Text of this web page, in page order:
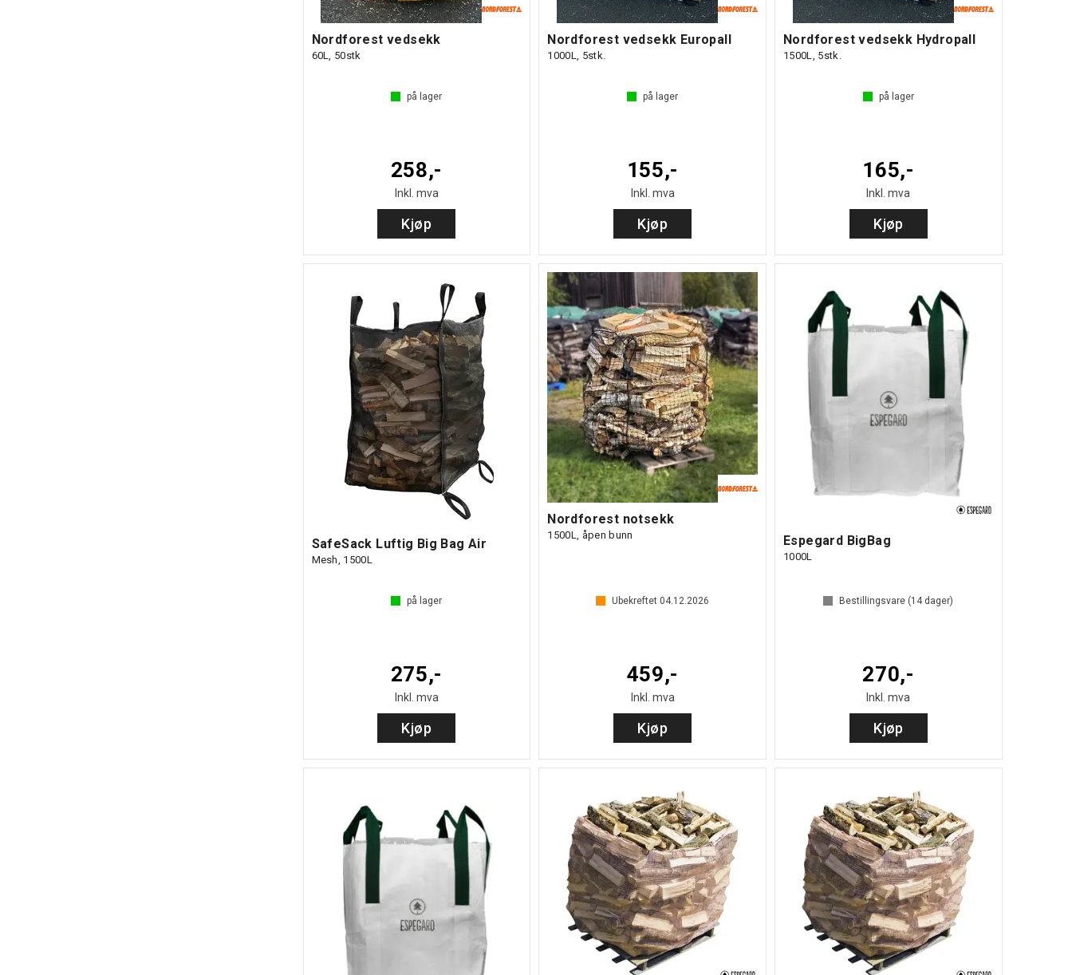
Nordforest vedsekk
60L, 50stk
på lager
258,-
Inkl. mva
Kjøp
Nordforest vedsekk Europall
1000L, 5stk.
på lager
155,-
Inkl. mva
Kjøp
Nordforest vedsekk Hydropall
1500L, 5stk.
på lager
165,-
Inkl. mva
Kjøp
SafeSack Luftig Big Bag Air
Mesh, 1500L
på lager
275,-
Inkl. mva
Kjøp
Nordforest notsekk
1500L, åpen bunn
Ubekreftet04.12.2026
459,-
Inkl. mva
Kjøp
Espegard BigBag
1000L
Bestillingsvare (14dager)
270,-
Inkl. mva
Kjøp